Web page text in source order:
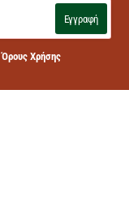
Εγγραφή
Όρους Χρήσης